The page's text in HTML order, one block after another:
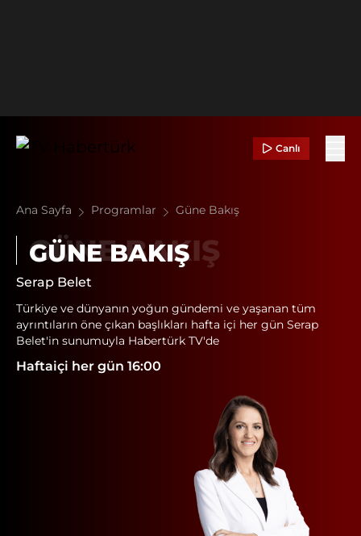
Canlı
Ana Sayfa Programlar Güne Bakış
GÜNE BAKIŞ
Serap Belet
Türkiye ve dünyanın yoğun gündemi ve yaşanan tüm
ayrıntıların öne çıkan başlıkları hafta içi her gün Serap
Belet'in sunumuyla Habertürk TV'de
Haftaiçi her gün 16:00